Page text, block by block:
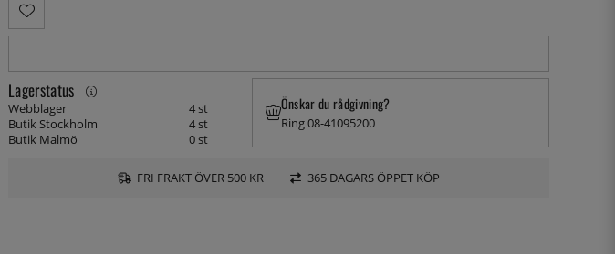
Lagerstatus
Webblager
4 st
Butik Stockholm
4 st
Butik Malmö
0 st
Önskar du rådgivning?
Ring 08-41095200
FRI FRAKT ÖVER 500 KR 365 DAGARS ÖPPET KÖP